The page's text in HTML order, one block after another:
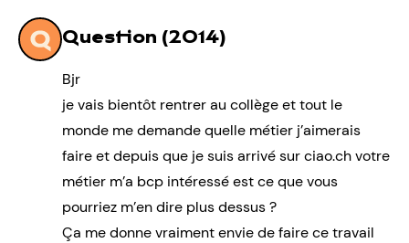
Question (2014)
Bjr
je vais bientôt rentrer au collège et tout le
monde me demande quelle métier j’aimerais
faire et depuis que je suis arrivé sur ciao.ch votre
métier m’a bcp intéressé est ce que vous
pourriez m’en dire plus dessus ?
Ça me donne vraiment envie de faire ce travail